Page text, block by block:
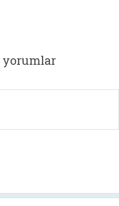
yorumlar